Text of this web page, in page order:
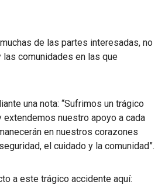
de las partes interesadas, no
las comunidades en las que
una nota: “Sufrimos un trágico
nuestro apoyo a cada
en nuestros corazones
el cuidado y la comunidad”.
a este trágico accidente aquí: